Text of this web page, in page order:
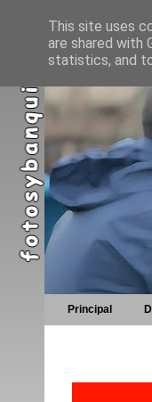
Principal
This site uses
are shared with
statistics, and